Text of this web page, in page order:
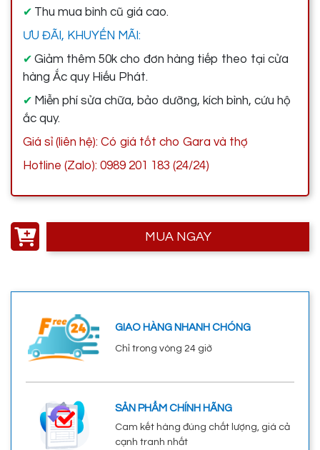
✔ Thu mua bình cũ giá cao.
ƯU ĐÃI, KHUYẾN MÃI:
✔ Giảm thêm 50k cho đơn hàng tiếp theo tại cửa
hàng Ắc quy Hiếu Phát.
✔ Miễn phí sửa chữa, bảo dưỡng, kích bình, cứu hộ
ắc quy.
Giá sỉ (liên hệ): Có giá tốt cho Gara và thợ
Hotline (Zalo): 0989 201 183 (24/24)
MUA NGAY
GIAO HÀNG NHANH CHÓNG
Chỉ trong vòng 24 giờ
SẢN PHẨM CHÍNH HÃNG
Cam kết hàng đúng chất lượng, giá cả
cạnh tranh nhất